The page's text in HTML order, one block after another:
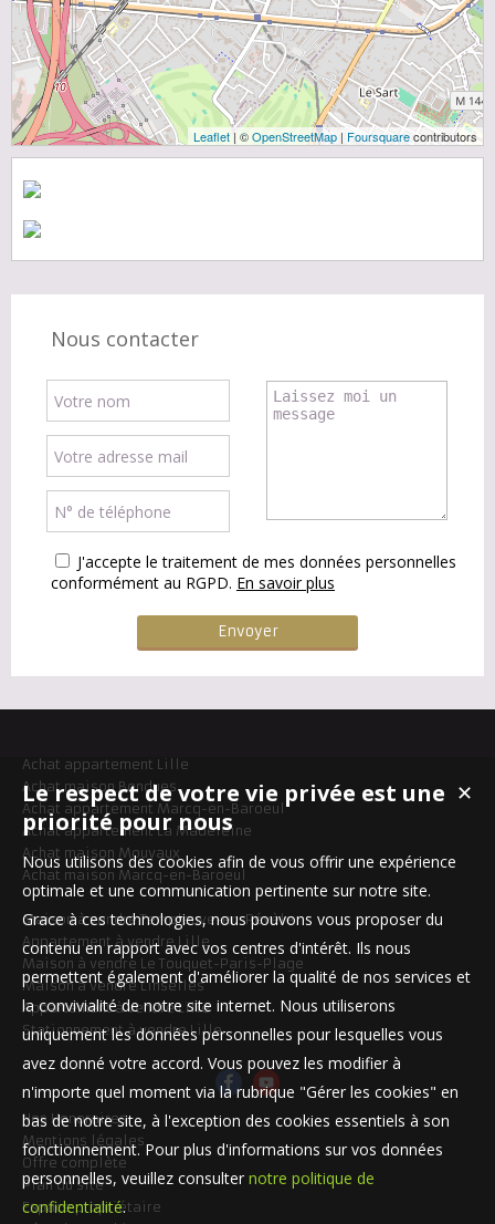
Leaflet | ©OpenStreetMap | Foursquarecontributors
Nous contacter
J'accepte le traitement de mes données personnelles
conformément au RGPD. En savoir plus
Achat appartement Lille
Achat maison Bondues
Achat appartement Marcq-en-Baroeul
Achat appartement La Madeleine
Achat maison Mouvaux
Achat maison Marcq-en-Baroeul
Maison à vendre Templeuve-en-Pévèle
Appartement à vendre Lille
Maison à vendre Le Touquet-Paris-Plage
Maison à vendre Linselles
Appartement à vendre Lille
Stationnement à vendre Lille
Nos Honoraires
Mentions légales
Offre complète
Plan du site
Espace propriétaire
✕
Le respect de votre vie privée est une
priorité pour nous
Nous utilisons des cookies afin de vous offrir une expérience
optimale et une communication pertinente sur notre site.
Grace à ces technologies, nous pouvons vous proposer du
contenu en rapport avec vos centres d'intérêt. Ils nous
permettent également d'améliorer la qualité de nos services et
la convivialité de notre site internet. Nous utiliserons
uniquement les données personnelles pour lesquelles vous
avez donné votre accord. Vous pouvez les modifier à
n'importe quel moment via la rubrique "Gérer les cookies" en
bas de notre site, à l'exception des cookies essentiels à son
fonctionnement. Pour plus d'informations sur vos données
personnelles, veuillez consulter notre politique de
confidentialité.